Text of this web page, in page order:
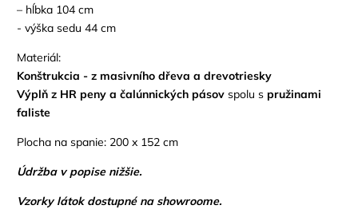
– hĺbka 104 cm
- výška sedu 44 cm
Materiál:
Konštrukcia - z masivního dřeva a drevotriesky
Výplň z HR peny a čalúnnických pásov spolu s pružinami
faliste
Plocha na spanie: 200 x 152 cm
Údržba v popise nižšie.
Vzorky látok dostupné na showroome.